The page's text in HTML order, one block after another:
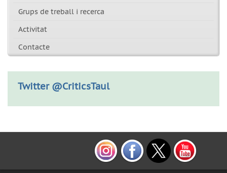
Grups de treball i recerca
Activitat
Contacte
Twitter @CriticsTaul